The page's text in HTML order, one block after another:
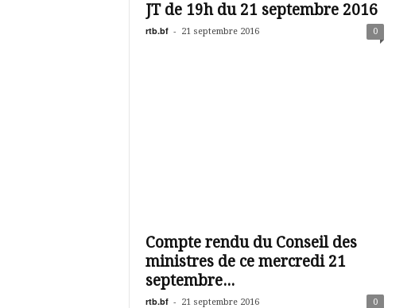
JT de 19h du 21 septembre 2016
rtb.bf - 21 septembre 2016 0
Compte rendu du Conseil des
ministres de ce mercredi 21
septembre...
rtb.bf - 21 septembre 2016 0